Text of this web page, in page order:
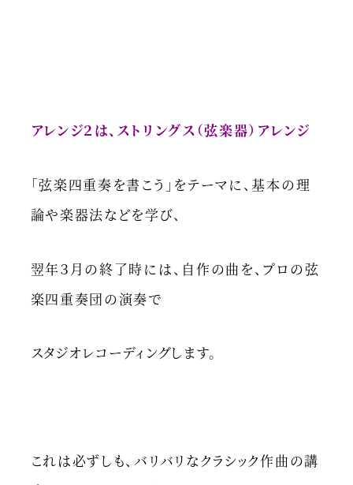
アレンジ２は、ストリングス（弦楽器）アレンジ
「弦楽四重奏を書こう」をテーマに、基本の理
論や楽器法などを学び、
翌年３月の終了時には、自作の曲を、プロの弦
楽四重奏団の演奏で
スタジオレコーディングします。
これは必ずしも、バリバリなクラシック作曲の講